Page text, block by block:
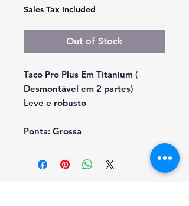
Sales Tax Included
Out of Stock
Taco Pro Plus Em Titanium (
Desmontável em 2 partes)
Leve e robusto
Ponta: Grossa